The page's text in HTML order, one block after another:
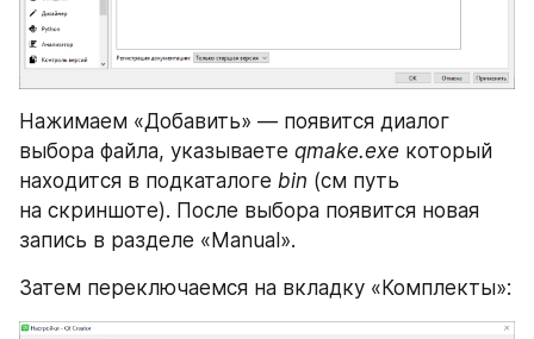
Нажимаем «Добавить» — появится диалог
выбора файла, указываете qmake.exe который
находится в подкаталоге bin (см путь
на скриншоте). После выбора появится новая
запись в разделе «Manual».
Затем переключаемся на вкладку «Комплекты»: